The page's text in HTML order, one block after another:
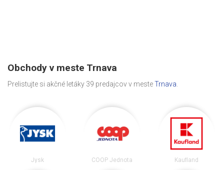
Obchody v meste Trnava
Prelistujte si akčné letáky 39 predajcov v mesteTrnava
Jysk COOP Jednota Kaufland